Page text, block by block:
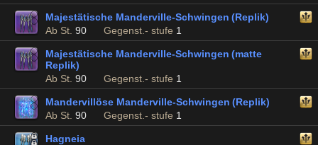
Majestätische Manderville-Schwingen (Replik)
Ab St. 90 Gegenst.- stufe 1
Majestätische Manderville-Schwingen (matte
Replik)
Ab St. 90 Gegenst.- stufe 1
Mandervillöse Manderville-Schwingen (Replik)
Ab St. 90 Gegenst.- stufe 1
Hagneia